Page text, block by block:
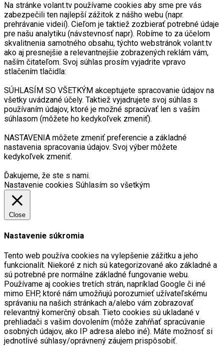
Na stránke volant.tv používame cookies aby sme pre vás
zabezpečili ten najlepší zážitok z nášho webu (napr.
prehrávanie videií). Cieľom je taktiež zozbierať potrebné údaje
pre našu analytiku (návstevnosť napr). Robíme to za účelom
skvalitnenia samotného obsahu, týchto webstránok volant.tv
ako aj presnejšie a relevantnejšie zobrazených reklám vám,
naším čitateľom. Svoj súhlas prosím vyjadrite vpravo
stlačením tlačidla:
SÚHLASÍM SO VŠETKÝM akceptujete spracovanie údajov na
všetky uvádzané účely. Taktiež vyjadrujete svoj súhlas s
používaním údajov, ktoré je možné spracúvať len s vaším
súhlasom (môžete ho kedykoľvek zmeniť).
NASTAVENIA môžete zmeniť preferencie a základné
nastavenia spracovania údajov. Svoj výber môžete
kedykoľvek zmeniť.
Ďakujeme, že ste s nami.
Nastavenie cookies Súhlasím so všetkým
Close
Nastavenie súkromia
Tento web používa cookies na vylepšenie zážitku a jeho
funkcionalít. Niekoré z nich sú kategorizované ako základné a
sú potrebné pre normálne základné fungovanie webu.
Používame aj cookies tretích strán, napríklad Google či iné
mimo EHP, ktoré nám umožňujú porozumieť užívateľskému
správaniu na našich stránkach a/alebo vám zobrazovať
relevantný komerčný obsah. Tieto cookies sú ukladané v
prehliadači s vašim dovolením (môže zahŕňať spracúvanie
osobných údajov, ako IP adresa alebo iné). Máte možnosť si
jednotlivé súhlasy/oprávnený záujem prispôsobiť.